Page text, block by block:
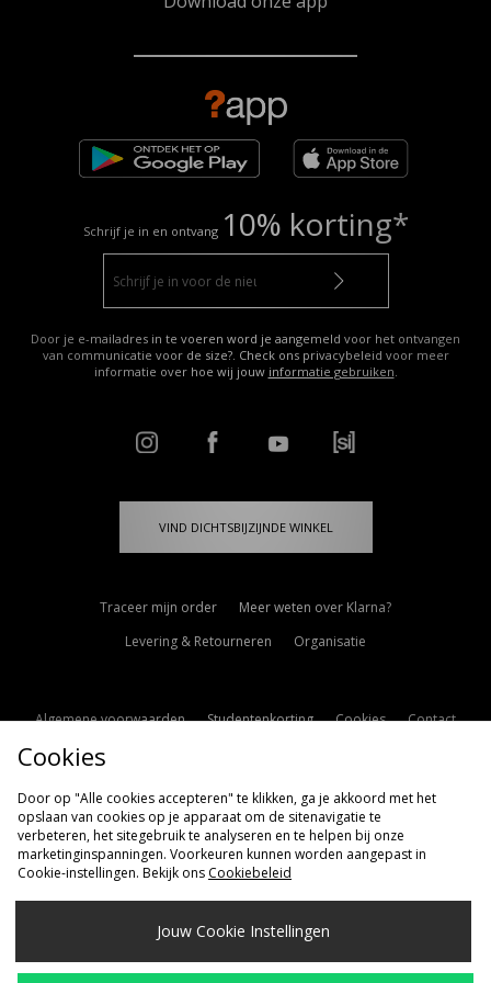
Schrijf je in en ontvang 10% korting*
Door je e-mailadres in te voeren word je aangemeld voor het ontvangen
van communicatie voor de size?. Check ons privacybeleid voor meer
informatie over hoe wij jouw informatie gebruiken.
VIND DICHTSBIJZIJNDE WINKEL
Traceer mijn order
Meer weten over Klarna?
Levering & Retourneren
Organisatie
Algemene voorwaarden Studentenkorting Cookies
Contact
Cookie Instellingen
Verzenden Naar
Nederland
Cookies
Door op "Alle cookies accepteren" te klikken, ga je akkoord met het
opslaan van cookies op je apparaat om de sitenavigatie te
verbeteren, het sitegebruik te analyseren en te helpen bij onze
marketinginspanningen. Voorkeuren kunnen worden aangepast in
Cookie-instellingen. Bekijk ons Cookiebeleid
Jouw Cookie Instellingen